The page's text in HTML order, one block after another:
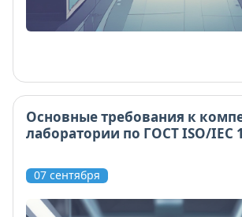
Основные требования к
лаборатории по ГОСТ ISO/IEC
07 сентября